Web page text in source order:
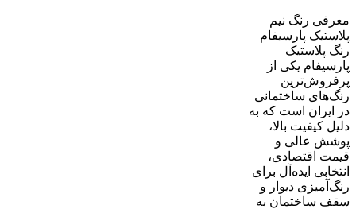
معرفی رنگ نیم
پلاستیک پارسیفام
رنگ پلاستیک
پارسیفام یکی از
پرفروش‌ترین
رنگ‌های ساختمانی
در ایران است که به
دلیل کیفیت بالا،
پوشش عالی و
قیمت اقتصادی،
انتخابی ایده‌آل برای
رنگ‌آمیزی دیوار و
سقف ساختمان به